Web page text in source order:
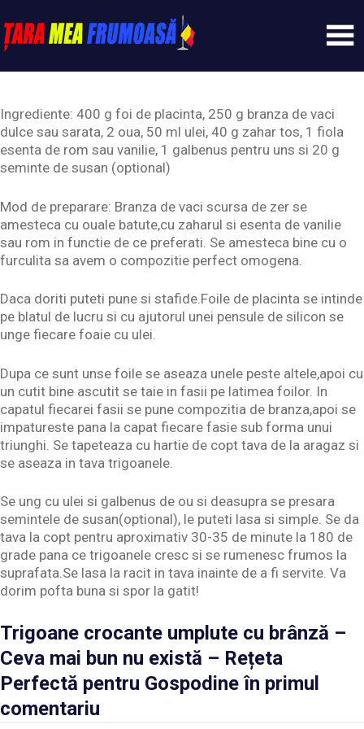
to
content
Tarameafrumoasa
Ingrediente: 400 g foi de placinta, 250 g branza de vaci
dulce sau sarata, 2 oua, 50 ml ulei, 40 g zahar tos, 1 fiola
esenta de rom sau vanilie, 1 galbenus pentru uns si 20 g
seminte de susan (optional)
Mod de preparare: Branza de vaci scursa de zer se
amesteca cu ouale batute,cu zaharul si esenta de vanilie
sau rom in functie de ce preferati. Se amesteca bine cu o
furculita sa avem o compozitie perfect omogena.
Daca doriti puteti pune si stafide.Foile de placinta se intinde
pe blatul de lucru si cu ajutorul unei pensule de silicon se
unge fiecare foaie cu ulei.
Dupa ce sunt unse foile se aseaza unele peste altele,apoi cu
un cutit bine ascutit se taie in fasii pe latimea foilor. In
capatul fiecarei fasii se pune compozitia de branza,apoi se
impatureste pana la capat fiecare fasie sub forma unui
triunghi. Se tapeteaza cu hartie de copt tava de la aragaz si
se aseaza in tava trigoanele.
Se ung cu ulei si galbenus de ou si deasupra se presara
semintele de susan(optional), le puteti lasa si simple. Se da
tava la copt pentru aproximativ 30-35 de minute la 180 de
grade pana ce trigoanele cresc si se rumenesc frumos la
suprafata.Se lasa la racit in tava inainte de a fi servite. Va
dorim pofta buna si spor la gatit!
Trigoane crocante umplute cu brânză –
Ceva mai bun nu există – Rețeta
Perfectă pentru Gospodine în primul
comentariu